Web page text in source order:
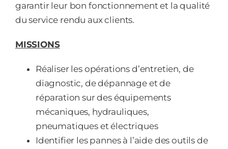
garantir leur bon fonctionnement et la qualité
du service rendu aux clients.
MISSIONS
Réaliser les opérations d’entretien, de
diagnostic, de dépannage et de
réparation sur des équipements
mécaniques, hydrauliques,
pneumatiques et électriques
Identifier les pannes à l’aide des outils de